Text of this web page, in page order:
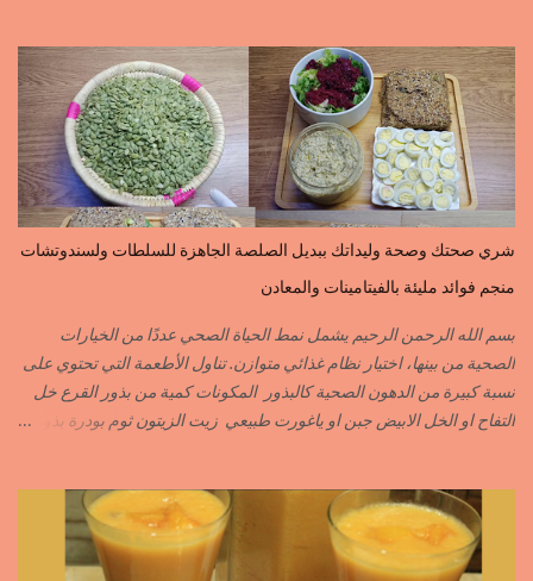
=nigelle اليبزار الأبيض=poivre blonc الخرقوم =safran des
indes=curcuma اليبزار الأسود=poivre noir زعفران=safran
جنجلان=grains de sésame الكبابة=cubèbe=piment de jamaique
بسيبيسة=macis الكوزة الصحراوية=maniguette عرق السوس=reglisse
لسان الطير=fruit de frène النافع نجيمات=badiane ظهر فلفل=poivre
long الفلفلة الحلوة……………PIMENT DOUX الفلفلة الحارة……………
PIMENT PIQUANT,FORT. سكين جبير……………….GINGEMBRE
القرفة……………………..CANNELLE الكمون…………………….CUMIN الفلفلة
الابزار………………………POIVRE راس الحانوت …………. RASS EL HANOUT
C’EST L ...
شري صحتك وصحة وليداتك ببديل الصلصة الجاهزة للسلطات ولسندوتشات
منجم فوائد مليئة بالفيتامينات والمعادن
بسم الله الرحمن الرحيم يشمل نمط الحياة الصحي عددًا من الخيارات
الصحية من بينها، اختيار نظام غذائي متوازن. تناول الأطعمة التي تحتوي على
نسبة كبيرة من الدهون الصحية كالبذور المكونات كمية من بذور القرع خل
التفاح او الخل الابيض جبن او ياغورت طبيعي زيت الزيتون ثوم بودرة بذور
si=EjD0K3Lgs58txUgM